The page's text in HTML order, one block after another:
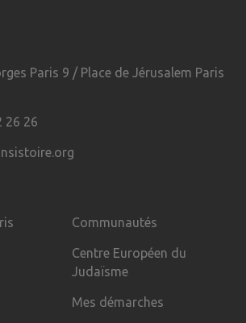
Paris 9 / Place de Jérusalem Paris
26 26
Communautés
Centre Européen du
Judaïsme
Mes démarches